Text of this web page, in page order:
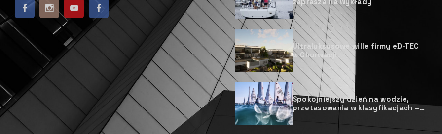
Ultraluksusowe wille firmy eD-TEC
w Chorwacji
Spokojniejszy dzień na wodzie,
przetasowania w klasyfikacjach –
Mistrzostw Europy ILCA 4 i Open
European Trophy